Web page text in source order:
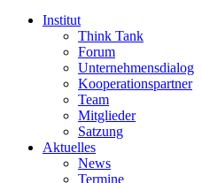
Institut
Think Tank
Forum
Unternehmensdialog
Kooperationspartner
Team
Mitglieder
Satzung
Aktuelles
News
Termine